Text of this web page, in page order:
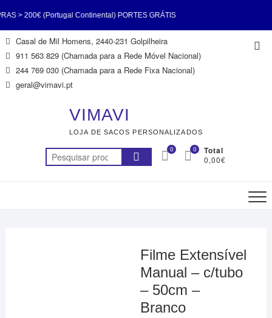
> 200€ (Portugal Continental) PORTES GRÁTIS
Continental) PORTES GRÁTIS EM COMPRAS >
GRÁTIS EM COMPRAS > 200€ (Portugal
> 200€ (Portugal Continental) PORTES GRÁTIS
PORTES GRÁTIS EM COMPRAS >
Skip
to
content
Casal de Mil Homens, 2440-231 Golpilheira
911 563 829 (Chamada para a Rede Móvel Nacional)
244 769 030 (Chamada para a Rede Fixa Nacional)
geral@vimavi.pt
VIMAVI
LOJA DE SACOS PERSONALIZADOS
Pesquisar
por:
0 Total
0,00€
0
Filme Extensível
Manual – c/tubo
– 50cm –
Branco